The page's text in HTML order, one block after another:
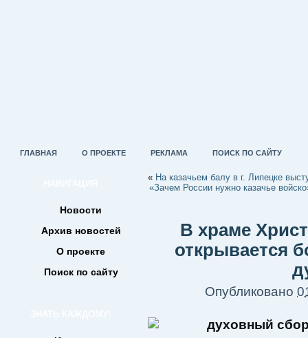
ГЛАВНАЯ О ПРОЕКТЕ РЕКЛАМА ПОИСК ПО САЙТУ
Новости
Архив новостей
О проекте
Поиск по сайту
« На казачьем балу в г. Липецке
«Зачем России нужно казачье
В храме
открывается
Опубликовано